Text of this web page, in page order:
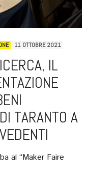
11 OTTOBRE 2021
IL
TARANTO A
al “Maker Faire